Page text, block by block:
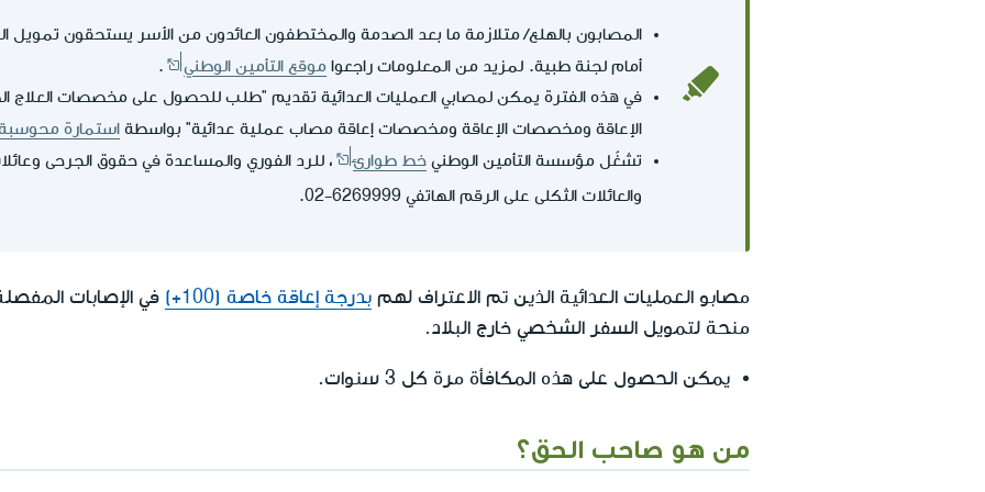
المصابون بالهلع/ متلازمة ما بعد الصدمة والمختطفون العائدون من الأسر يستحقون تمويل
أمام لجنة طبية. لمزيد من المعلومات راجعوا موقع التأمين الوطني
.
في هذه الفترة يمكن لمصابي العمليات العدائية تقديم "طلب للحصول على مخصصات العلاج
الإعاقة ومخصصات الإعاقة ومخصصات إعاقة مصاب عملية عدائية" بواسطة استمارة
تشغّل مؤسسة التأمين الوطني خط طوارئ
، للرد الفوري والمساعدة في حقوق الجرحى
والعائلات الثكلى على الرقم الهاتفي 02-6269999
.
مصابو العمليات العدائية الذين تم الاعتراف لهم بدرجة إعاقة خاصة (100+)
في الإصابات
منحة لتمويل السفر الشخصي خارج البلاد.
يمكن الحصول على هذه المكافأة مرة كل 3 سنوات.
من هو صاحب الحق؟